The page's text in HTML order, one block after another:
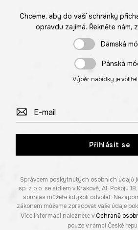
Chceme, aby do vaší schránky
opravdu zajímá. Řekněte nám,
Dámská
Pánská
Výběr nabídky je
Přihlásit se
Správcem poskytnutých osobních údajů
sp. z o.o. se sídlem v Krakově, Al. Pokoju
souhlas můžete kdykoli odvolat.
zákonem můžeme zpracovat vaše údaje
Více informací naleznete v Ochraně
pouze v rámci České